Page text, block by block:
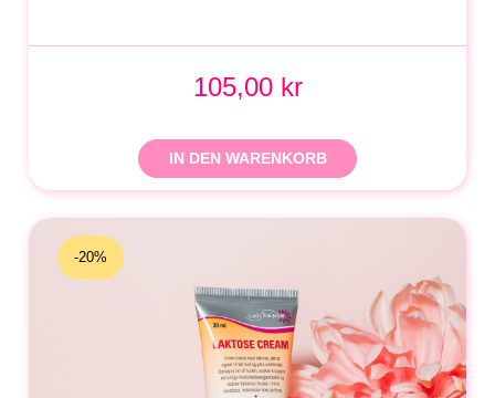
105,00 kr
IN DEN WARENKORB
-20%